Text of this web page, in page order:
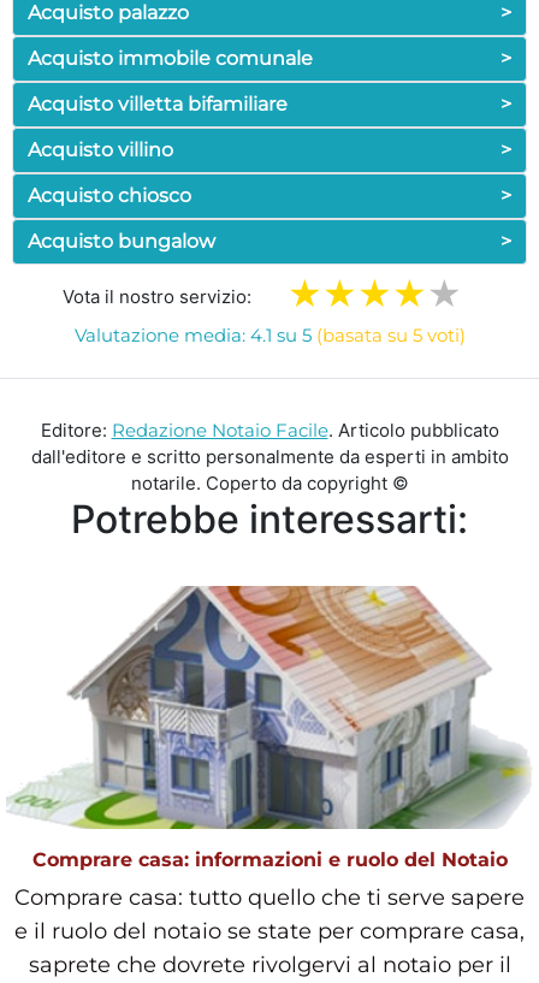
Acquisto palazzo
>
Acquisto immobile comunale
>
Acquisto villetta bifamiliare
>
Acquisto villino
>
Acquisto chiosco
>
Acquisto bungalow
>
Vota il nostro servizio:
Valutazione media: 4.1 su 5 (basata su 5 voti)
Editore: Redazione Notaio Facile. Articolo pubblicato
dall'editore e scritto personalmente da esperti in ambito
notarile. Coperto da copyright ©
Potrebbe interessarti:
Comprare casa: informazioni e ruolo del Notaio
Comprare casa: tutto quello che ti serve sapere
e il ruolo del notaio se state per comprare casa,
saprete che dovrete rivolgervi al notaio per il